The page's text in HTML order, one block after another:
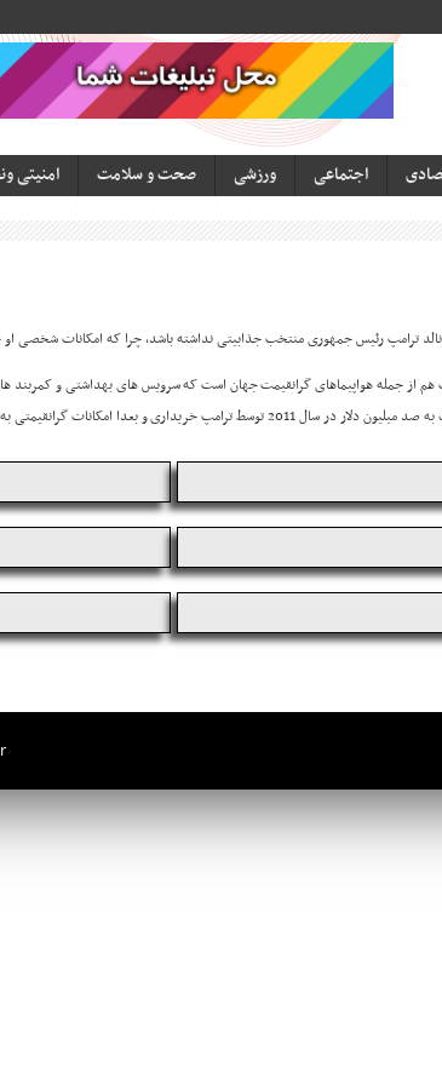
اجتماعی ورزشی صحت و سلامت امنیتی
ترامپ رئیس جمهوری منتخب جذابیتی نداشته باشد، چرا که امکانات شخصی او
هم از جمله هواپیماهای گرانقیمت جهان است که سرویس های بهداشتی و